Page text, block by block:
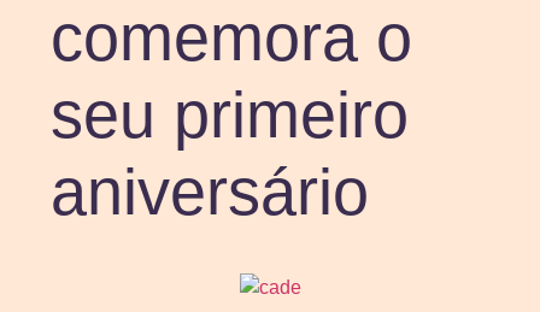
comemora o
seu primeiro
aniversário